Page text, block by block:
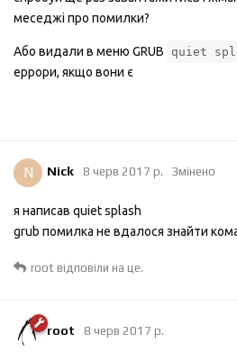
меседжi про помилки?
Або видали в меню GRUB quiet
еррори, якщо вони є
N Nick 8 черв 2017 р. Змінено
я написав quiet splash
grub помилка не вдалося знайти
root відповіли на це.
root 8 черв 2017 р.